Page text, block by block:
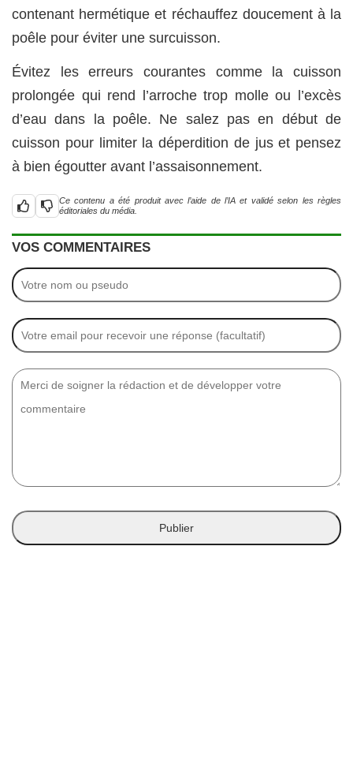
contenant hermétique et réchauffez doucement à la
poêle pour éviter une surcuisson.
Évitez les erreurs courantes comme la cuisson
prolongée qui rend l’arroche trop molle ou l’excès
d’eau dans la poêle. Ne salez pas en début de
cuisson pour limiter la déperdition de jus et pensez
à bien égoutter avant l’assaisonnement.
Ce contenu a été produit avec l’aide de l’IA et validé selon les règles
éditoriales du média.
VOS COMMENTAIRES